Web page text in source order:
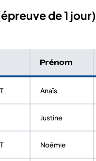
de 1 jour)
Prénom
Anaïs
Justine
Noémie